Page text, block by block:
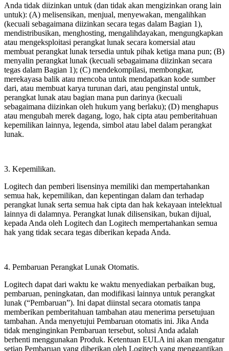
Anda tidak diizinkan untuk (dan tidak akan mengizinkan orang lain
untuk): (A) melisensikan, menjual, menyewakan, mengalihkan
(kecuali sebagaimana diizinkan secara tegas dalam Bagian 1),
mendistribusikan, menghosting, mengalihdayakan, mengungkapkan
atau mengeksploitasi perangkat lunak secara komersial atau
membuat perangkat lunak tersedia untuk pihak ketiga mana pun; (B)
menyalin perangkat lunak (kecuali sebagaimana diizinkan secara
tegas dalam Bagian 1); (C) mendekompilasi, membongkar,
merekayasa balik atau mencoba untuk mendapatkan kode sumber
dari, atau membuat karya turunan dari, atau penginstal untuk,
perangkat lunak atau bagian mana pun darinya (kecuali
sebagaimana diizinkan oleh hukum yang berlaku); (D) menghapus
atau mengubah merek dagang, logo, hak cipta atau pemberitahuan
kepemilikan lainnya, legenda, simbol atau label dalam perangkat
lunak.
3. Kepemilikan.
Logitech dan pemberi lisensinya memiliki dan mempertahankan
semua hak, kepemilikan, dan kepentingan dalam dan terhadap
perangkat lunak serta semua hak cipta dan hak kekayaan intelektual
lainnya di dalamnya. Perangkat lunak dilisensikan, bukan dijual,
kepada Anda oleh Logitech dan Logitech mempertahankan semua
hak yang tidak secara tegas diberikan kepada Anda.
4. Pembaruan Perangkat Lunak Otomatis.
Logitech dapat dari waktu ke waktu menyediakan perbaikan bug,
pembaruan, peningkatan, dan modifikasi lainnya untuk perangkat
lunak (“Pembaruan”). Ini dapat diinstal secara otomatis tanpa
memberikan pemberitahuan tambahan atau menerima persetujuan
tambahan. Anda menyetujui Pembaruan otomatis ini. Jika Anda
tidak menginginkan Pembaruan tersebut, solusi Anda adalah
berhenti menggunakan Produk. Ketentuan EULA ini akan mengatur
setiap Pembaruan yang diberikan oleh Logitech yang menggantikan